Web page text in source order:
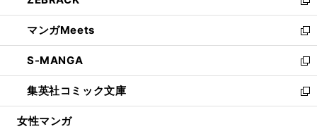
開
く
ウ
で
開
く
ン
ド
ウ
で
開
く
ウ
ィ
ン
ド
ウ
で
開
新
し
い
ウ
ィ
ン
ド
ウ
マンガMeets
新
し
い
ウ
ィ
ン
S-MANGA
新
し
い
ウ
集英社コミック文庫
新
し
女性マンガ